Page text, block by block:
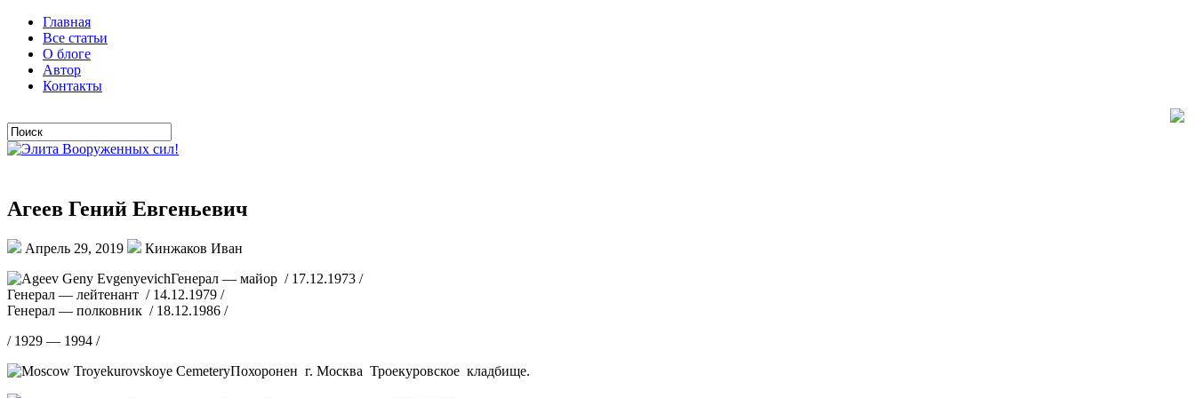
Главная
Все статьи
О блоге
Автор
Контакты
Агеев Гений Евгеньевич
Апрель 29, 2019
Кинжаков Иван
Генерал — майор / 17.12.1973 /
Генерал — лейтенант / 14.12.1979 /
Генерал — полковник / 18.12.1986 /
/ 1929 — 1994 /
Похоронен г. Москва Троекуровское кладбище.